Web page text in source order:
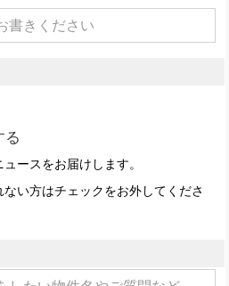
る
ースをお届けします。
い方はチェックをお外してくださ